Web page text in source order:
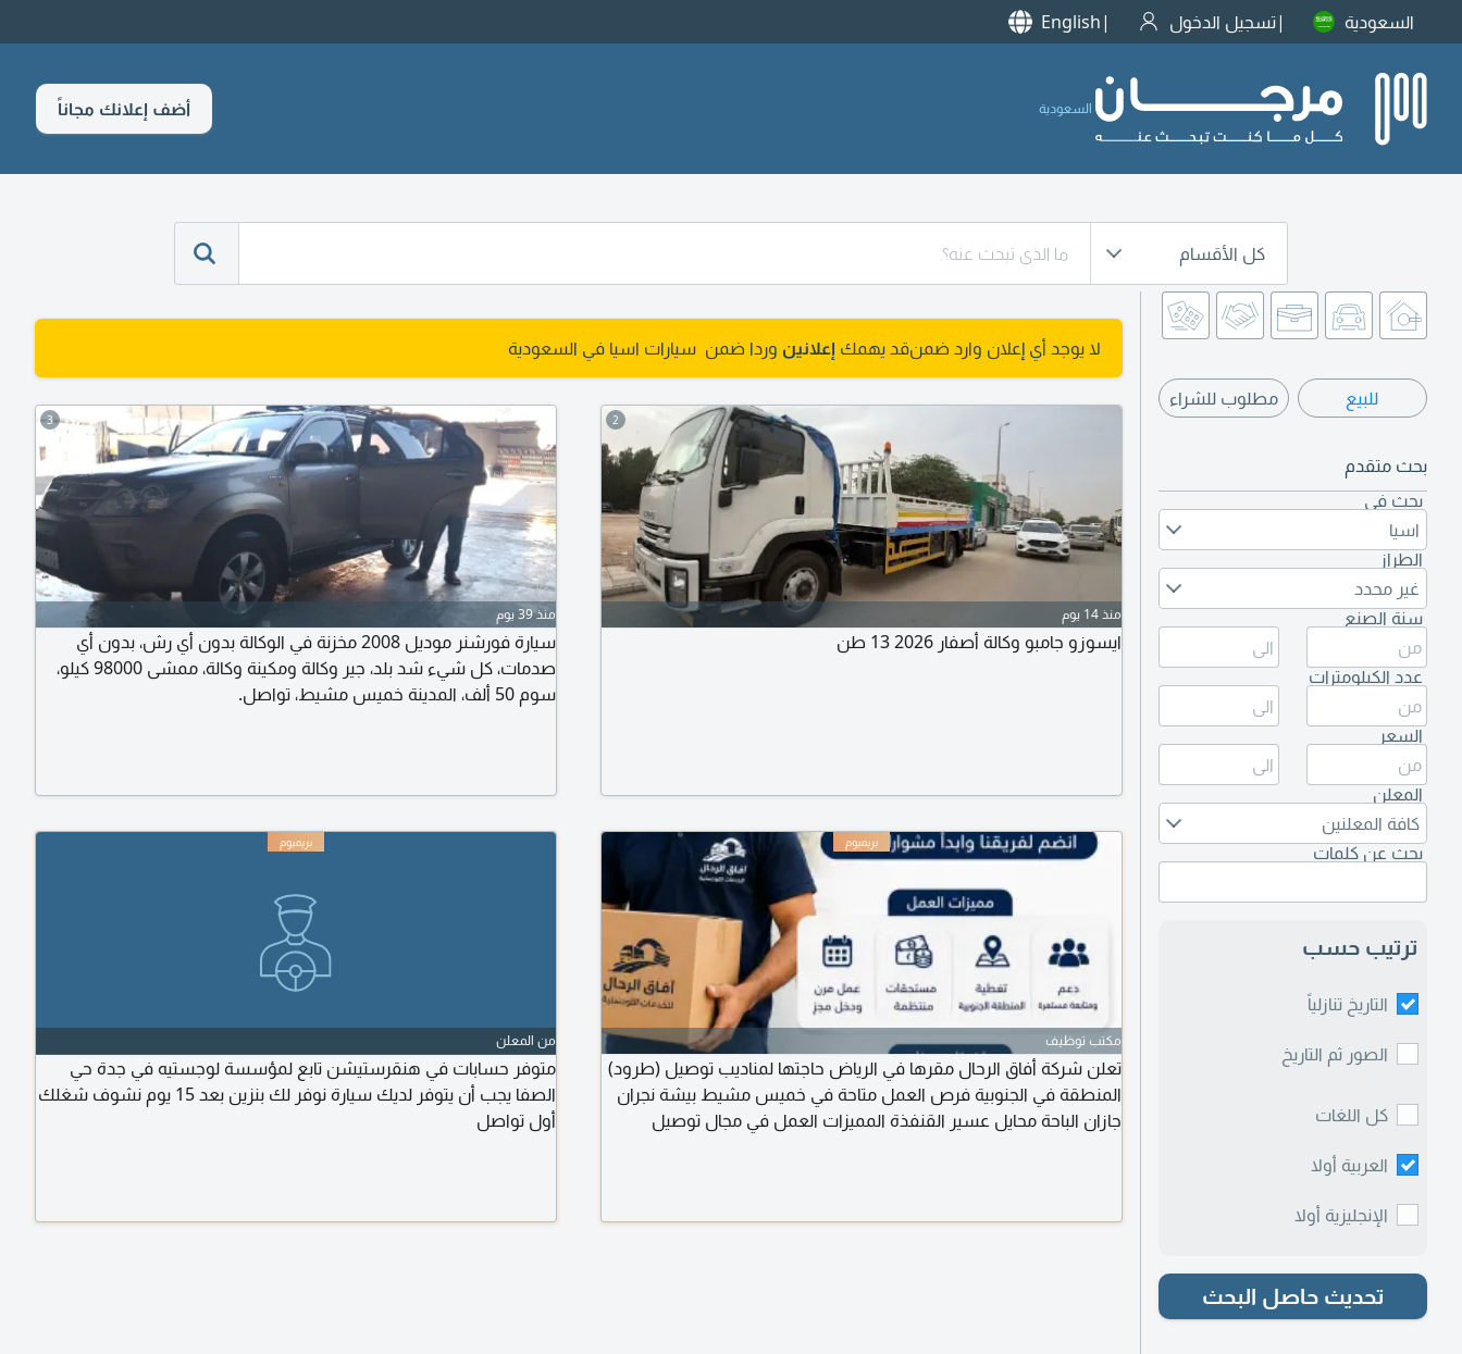
السعودية تسجيل الدخول English
السعودية أضف إعلانك مجاناً
كل الأقسام
للبيع مطلوب للشراء
بحث متقدم
بحث في
اسيا
الطراز
غير محدد
سنة الصنع
عدد الكيلومترات
السعر
المعلن
كافة المعلنين
بحث عن كلمات
ترتيب حسب
التاريخ تنازلياً
الصور ثم التاريخ
كل اللغات
العربية أولا
الإنجليزية أولا
تحديث حاصل البحث
لا يوجد أي إعلان وارد ضمنقد يهمك إعلانين وردا ضمن سيارات اسيا في السعودية
2
منذ 14 يوم
ايسوزو جامبو وكالة أصفار 2026 13 طن
3
منذ 39 يوم
سيارة فورشنر موديل 2008 مخزنة في الوكالة بدون أي رش، بدون أي
صدمات، كل شيء شد بلد، جير وكالة ومكينة وكالة، ممشى 98000 كيلو،
سوم 50 ألف، المدينة خميس مشيط، تواصل.
مكتب توظيف
تعلن شركة أفاق الرحال مقرها في الرياض حاجتها لمناديب توصيل (طرود)
المنطقة في الجنوبية فرص العمل متاحة في خميس مشيط بيشة نجران
جازان الباحة محايل عسير القنفذة المميزات العمل في مجال توصيل
من المعلن
متوفر حسابات في هنقرستيشن تابع لمؤسسة لوجستيه في جدة حي
الصفا يجب أن يتوفر لديك سيارة نوفر لك بنزين بعد 15 يوم نشوف شغلك
أول تواصل